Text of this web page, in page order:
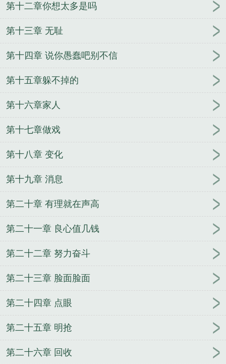
第十二章你想太多是吗
第十三章 无耻
第十四章 说你愚蠢吧别不信
第十五章躲不掉的
第十六章家人
第十七章做戏
第十八章 变化
第十九章 消息
第二十章 有理就在声高
第二十一章 良心值几钱
第二十二章 努力奋斗
第二十三章 脸面脸面
第二十四章 点眼
第二十五章 明抢
第二十六章 回收